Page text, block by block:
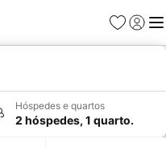
Favoritos
Iniciar
Hóspedes e quartos
2 hóspedes, 1 quarto.